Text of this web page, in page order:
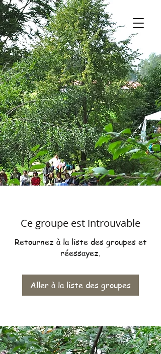
Ce groupe est introuvable
Retournez à la liste des groupes et
réessayez.
Aller à la liste des groupes